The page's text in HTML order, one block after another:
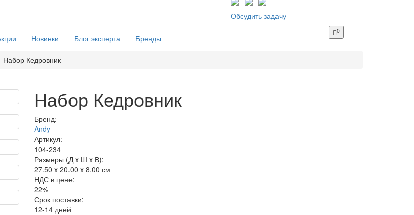
Обсудить задачу
Новинки Блог эксперта Бренды
0
Набор Кедровник
Набор Кедровник
Бренд:
Andy
Артикул:
104-234
Размеры (Д x Ш x В):
27.50 x 20.00 x 8.00 см
НДС в цене:
22%
Срок поставки:
12-14 дней